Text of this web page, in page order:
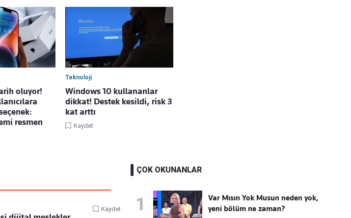
oluyor!
resmen
Teknoloji
Windows 10 kullananlar
dikkat! Destek kesildi, risk 3
kat arttı
Kaydet
Kaydet
ÇOK OKUNANLAR
1
Var Mısın Yok Musun neden yok,
yeni bölüm ne zaman?